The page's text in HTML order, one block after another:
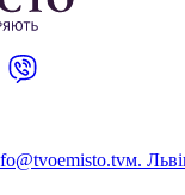
м.